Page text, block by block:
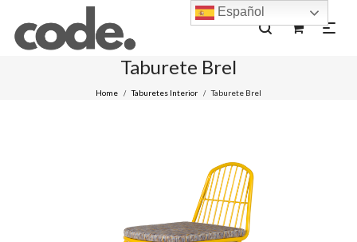
Taburete Brel
Home / Taburetes Interior / Taburete Brel
Español